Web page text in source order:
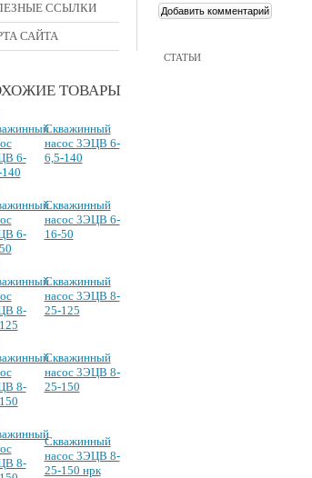
ССЫЛКИ
САЙТА
ТОВАРЫ
Скважинный
насос 3ЭЦВ 6-
6,5-140
Скважинный
насос 3ЭЦВ 6-
16-50
Скважинный
насос 3ЭЦВ 8-
25-125
Скважинный
насос 3ЭЦВ 8-
25-150
Скважинный
насос 3ЭЦВ 8-
25-150 нрк
СТАТЬИ